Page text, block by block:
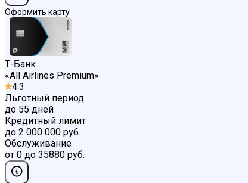
Оформить карту
Т-Банк
«All Airlines Premium»
4.3
Льготный период
до 55 дней
Кредитный лимит
до 2 000 000 руб.
Обслуживание
от 0 до 35880 руб.